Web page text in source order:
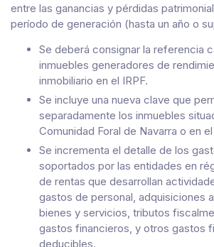
entre las ganancias y pérdidas
período de generación (hasta un año o
Se deberá consignar la referencia
inmuebles generadores de
inmobiliario en el IRPF.
Se incluye una nueva clave que
separadamente los inmuebles
Comunidad Foral de Navarra o en
Se incrementa el detalle de los
soportados por las entidades en
de rentas que desarrollan
gastos de personal, adquisiciones
bienes y servicios, tributos
gastos financieros, y otros gastos
deducibles.